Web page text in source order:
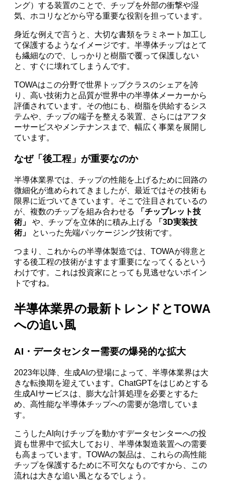
ング）する装置のことで、チップを外部の衝撃や湿
気、ホコリなどから守る重要な役割を担っています。
身近な例えで言うと、大切な書類をラミネート加工し
て保護するようなイメージです。半導体チップはとて
も繊細なので、しっかりと樹脂で覆って保護しない
と、すぐに壊れてしまうんです。
TOWAはこの分野で世界トップクラスのシェアを誇
り、高い技術力と品質が世界中の半導体メーカーから
評価されています。その他にも、樹脂を供給するシス
テムや、チップの端子を整える装置、さらにはアフタ
ーサービスやメンテナンスまで、幅広く事業を展開し
ています。
なぜ「後工程」が重要なのか
半導体業界では、チップの性能を上げるために回路の
微細化が進められてきましたが、最近ではその技術も
限界に近づいてきています。そこで注目されているの
が、複数のチップを組み合わせる
「チップレット技
術」
や、チップを立体的に積み上げる
「3D実装技
術」
といった先端パッケージング技術です。
つまり、これからの半導体製造では、TOWAが得意と
する後工程の技術がますます重要になってくるという
わけです。これは投資家にとっても見逃せないポイン
トですね。
半導体業界の最新トレンドとTOWA
への追い風
AI・データセンター需要の爆発的な拡大
2023年以降、生成AIの登場によって、半導体業界は大
きな転換期を迎えています。ChatGPTをはじめとする
生成AIサービスは、膨大な計算処理を必要とするた
め、高性能な半導体チップへの需要が急増していま
す。
こうしたAI向けチップを動かすデータセンターへの投
資も世界中で拡大しており、半導体製造装置への需要
も高まっています。TOWAの製品は、これらの高性能
チップを保護するために不可欠なものですから、この
流れは大きな追い風となるでしょう。